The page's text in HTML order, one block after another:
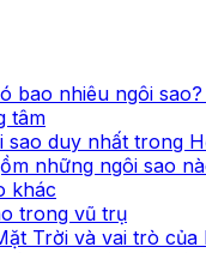
bao nhiêu ngôi
tâm
sao duy nhất trong
những ngôi sao
khác
trong vũ trụ
Trời và vai trò của